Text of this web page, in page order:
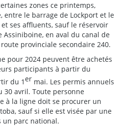
zones ce printemps,
entre le barrage de Lockport et le
ses affluents, sauf le réservoir
en aval du canal de
provinciale secondaire 240.
pour 2024 peuvent être achetés
participants à partir du
du 1er mai. Les permis annuels
30 avril. Toute personne
à la ligne doit se procurer un
sauf si elle est visée par une
un parc national.